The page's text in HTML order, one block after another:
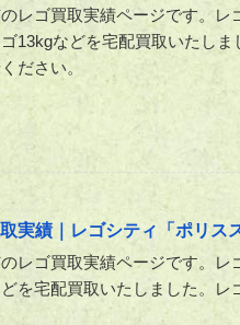
レゴ買取実績ページです。レ
13kgなどを宅配買取いたし
ださい。
実績｜レゴシティ「ポリス
レゴ買取実績ページです。レ
どを宅配買取いたしました。